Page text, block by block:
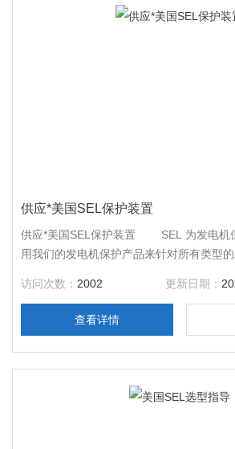
供应*美国SEL保护装置
供应*美国SEL保护装置 SEL 为发电机
用我们的发电机保护产品来针对所有类型
访问次数： 2002 更新日期：
查看详情